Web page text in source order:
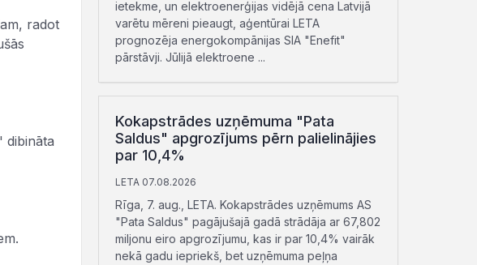
radot
dibināta
ietekme, un elektroenerģijas vidējā cena Latvijā
varētu mēreni pieaugt, aģentūrai LETA
prognozēja energokompānijas SIA "Enefit"
pārstāvji. Jūlijā elektroene ...
Kokapstrādes uzņēmuma "Pata
Saldus" apgrozījums pērn palielinājies
par 10,4%
LETA 07.08.2026
Rīga, 7. aug., LETA. Kokapstrādes uzņēmums AS
"Pata Saldus" pagājušajā gadā strādāja ar 67,802
miljonu eiro apgrozījumu, kas ir par 10,4% vairāk
nekā gadu iepriekš, bet uzņēmuma peļņa